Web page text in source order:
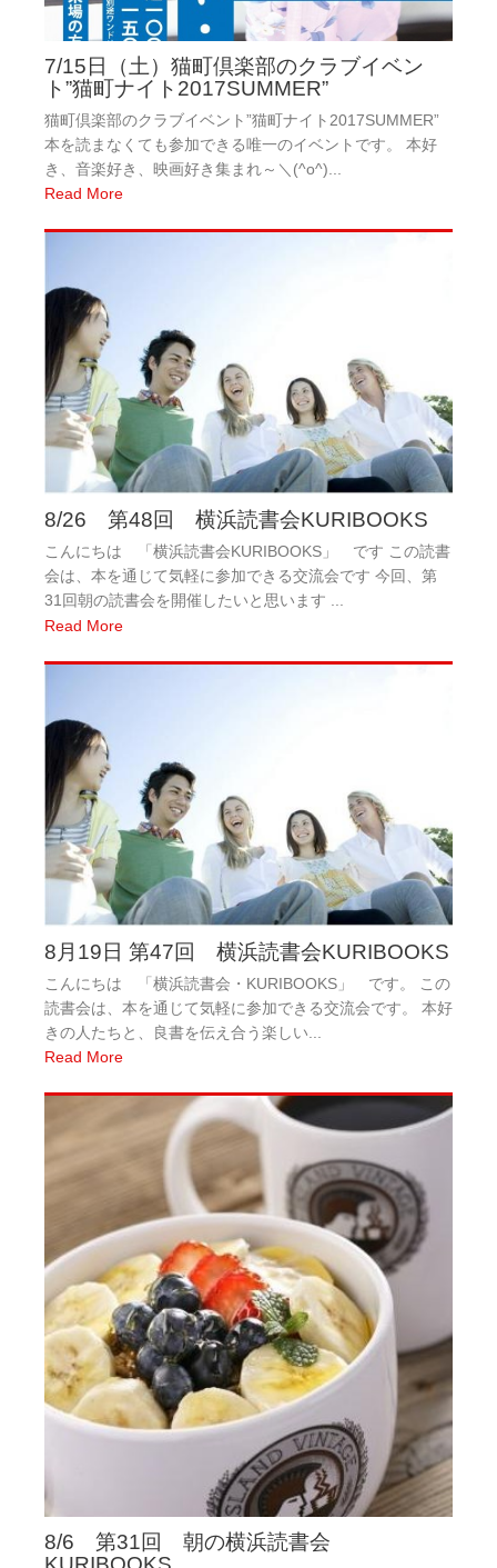
7/15日（土）猫町倶楽部のクラブイベン
ト”猫町ナイト2017SUMMER”
猫町倶楽部のクラブイベント”猫町ナイト2017SUMMER”
本を読まなくても参加できる唯一のイベントです。 本好
き、音楽好き、映画好き集まれ～＼(^o^)...
Read More
8/26 第48回 横浜読書会KURIBOOKS
こんにちは 「横浜読書会KURIBOOKS」 です この読書
会は、本を通じて気軽に参加できる交流会です 今回、第
31回朝の読書会を開催したいと思います ...
Read More
8月19日 第47回 横浜読書会KURIBOOKS
こんにちは 「横浜読書会・KURIBOOKS」 です。 この
読書会は、本を通じて気軽に参加できる交流会です。 本好
きの人たちと、良書を伝え合う楽しい...
Read More
8/6 第31回 朝の横浜読書会